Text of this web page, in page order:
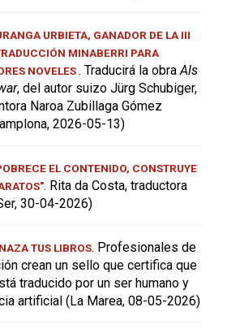
URBIETA, GANADOR DE LA III
MINABERRI PARA
NOVELES. Traducirá la obraAls
, del autor suizo Jürg Schubiger,
Naroa Zubillaga Gómez
2026-05-13)
EL CONTENIDO, CONSTRUYE
. Rita da Costa, traductora
30-04-2026)
TUS LIBROS. Profesionales de
crean un sello que certifica que
traducido por un ser humano y
artificial (La Marea, 08-05-2026)